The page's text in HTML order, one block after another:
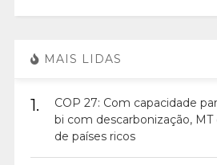
MAIS LIDAS
1.
COP 27: Com capacidade
bi com descarbonização, MT
de países ricos